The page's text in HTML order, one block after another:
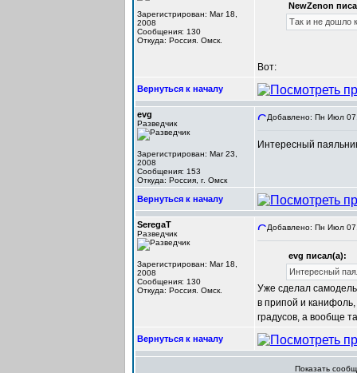
Зарегистрирован: Mar 18,
2008
Сообщения: 130
Откуда: Россия. Омск.
NewZenon
Так и не дошло
Вот:
Вернуться к началу
evg
Разведчик
Зарегистрирован: Mar 23,
2008
Сообщения: 153
Откуда: Россия, г. Омск
Добавлено: Пн Июл
Интересный
Вернуться к началу
SeregaT
Разведчик
Зарегистрирован: Mar 18,
2008
Сообщения: 130
Откуда: Россия. Омск.
Добавлено: Пн Июл
evg писал(а):
Интересный
Уже сделал
в припой и
градусов, а вообще
Вернуться к началу
Показать